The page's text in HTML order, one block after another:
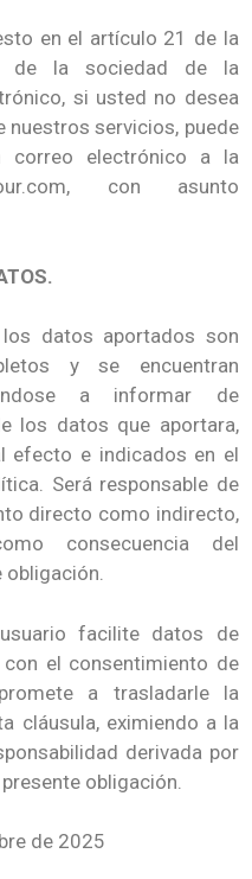
en el artículo 21 de la
de la sociedad de la
si usted no desea
servicios, puede
correo electrónico a la
con asunto
datos aportados son
y se encuentran
a informar de
los datos que aportara,
efecto e indicados en el
Será responsable de
directo como indirecto,
consecuencia del
obligación.
facilite datos de
el consentimiento de
a trasladarle la
cláusula, eximiendo a la
derivada por
obligación.
de 2025